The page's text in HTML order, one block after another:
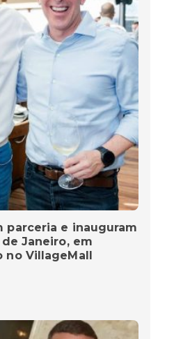
parceria e inauguram
Janeiro, em
VillageMall